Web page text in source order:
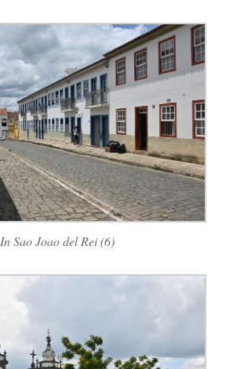
In Sao Joao del Rei (6)